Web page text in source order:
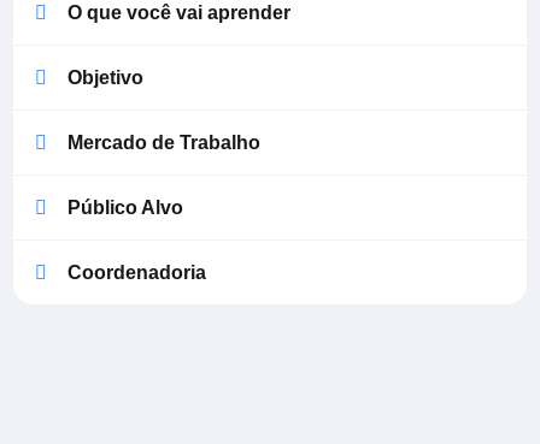
O que você vai aprender
Objetivo
Mercado de Trabalho
Público Alvo
Coordenadoria